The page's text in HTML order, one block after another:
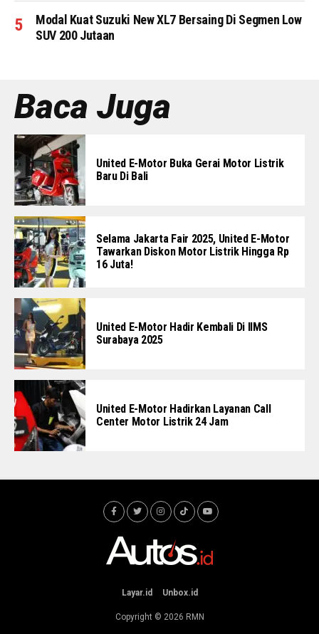
Modal Kuat Suzuki New XL7 Bersaing Di Segmen Low
SUV 200 Jutaan
Baca Juga
United E-Motor Buka Gerai Motor Listrik
Baru Di Bali
Selama Jakarta Fair 2025, United E-Motor
Tawarkan Diskon Motor Listrik Hingga Rp
16 Juta!
United E-Motor Hadir Kembali Di IIMS
Surabaya 2025
United E-Motor Hadirkan Layanan Call
Center Motor Listrik 24 Jam
Layar.id Unbox.id
Copyright © 2026 RMN